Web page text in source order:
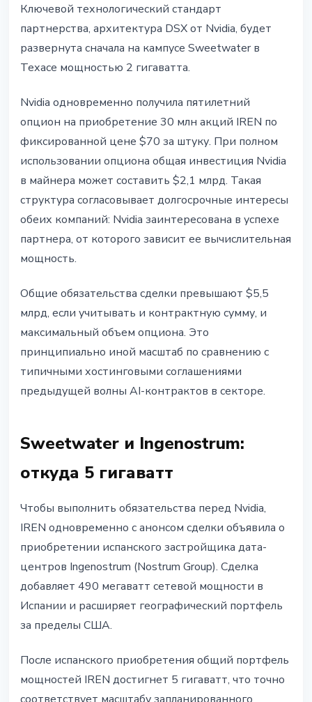
Ключевой технологический стандарт
партнерства, архитектура DSX от Nvidia, будет
развернута сначала на кампусе Sweetwater в
Техасе мощностью 2 гигаватта.
Nvidia одновременно получила пятилетний
опцион на приобретение 30 млн акций IREN по
фиксированной цене $70 за штуку. При полном
использовании опциона общая инвестиция Nvidia
в майнера может составить $2,1 млрд. Такая
структура согласовывает долгосрочные интересы
обеих компаний: Nvidia заинтересована в успехе
партнера, от которого зависит ее вычислительная
мощность.
Общие обязательства сделки превышают $5,5
млрд, если учитывать и контрактную сумму, и
максимальный объем опциона. Это
принципиально иной масштаб по сравнению с
типичными хостинговыми соглашениями
предыдущей волны AI-контрактов в секторе.
Sweetwater и Ingenostrum:
откуда 5 гигаватт
Чтобы выполнить обязательства перед Nvidia,
IREN одновременно с анонсом сделки объявила о
приобретении испанского застройщика дата-
центров Ingenostrum (Nostrum Group). Сделка
добавляет 490 мегаватт сетевой мощности в
Испании и расширяет географический портфель
за пределы США.
После испанского приобретения общий портфель
мощностей IREN достигнет 5 гигаватт, что точно